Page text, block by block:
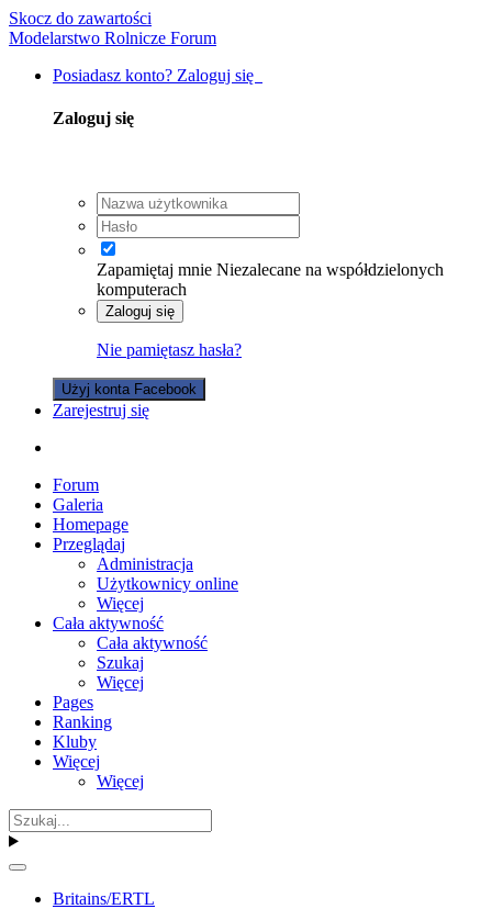
Skocz do zawartości
Modelarstwo Rolnicze Forum
Posiadasz konto? Zaloguj się
Zaloguj się
Zapamiętaj mnie Niezalecane na współdzielonych
komputerach
Zaloguj się
Nie pamiętasz hasła?
Użyj konta Facebook
Zarejestruj się
Forum
Galeria
Homepage
Przeglądaj
Administracja
Użytkownicy online
Więcej
Cała aktywność
Cała aktywność
Szukaj
Więcej
Pages
Ranking
Kluby
Więcej
Więcej
Britains/ERTL